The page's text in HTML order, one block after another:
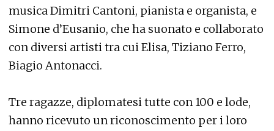
musica Dimitri Cantoni, pianista e organista, e
Simone d’Eusanio, che ha suonato e collaborato
con diversi artisti tra cui Elisa, Tiziano Ferro,
Biagio Antonacci.
Tre ragazze, diplomatesi tutte con 100 e lode,
hanno ricevuto un riconoscimento per i loro